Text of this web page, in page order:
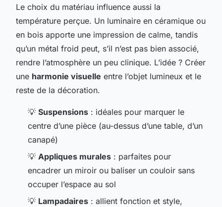
Le choix du matériau influence aussi la
température perçue. Un luminaire en céramique ou
en bois apporte une impression de calme, tandis
qu’un métal froid peut, s’il n’est pas bien associé,
rendre l’atmosphère un peu clinique. L’idée ? Créer
une harmonie visuelle entre l’objet lumineux et le
reste de la décoration.
💡 Suspensions : idéales pour marquer le
centre d’une pièce (au-dessus d’une table, d’un
canapé)
💡 Appliques murales : parfaites pour
encadrer un miroir ou baliser un couloir sans
occuper l’espace au sol
💡 Lampadaires : allient fonction et style,